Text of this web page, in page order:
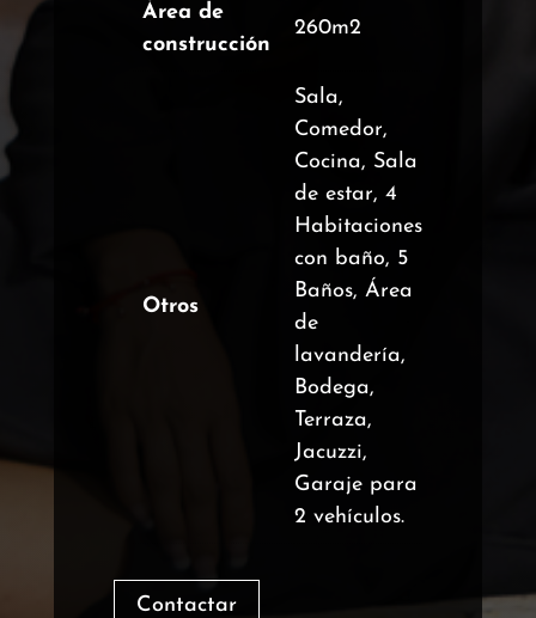
Área de
construcción
260m2
Otros
Sala,
Comedor,
Cocina, Sala
de estar, 4
Habitaciones
con baño, 5
Baños, Área
de
lavandería,
Bodega,
Terraza,
Jacuzzi,
Garaje para
2 vehículos.
Contactar